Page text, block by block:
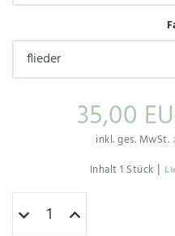
35,00
inkl. ges. MwSt.
Inhalt1 Stück |